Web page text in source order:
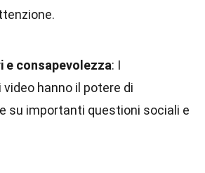
e consapevolezza: I
hanno il potere di
su importanti questioni sociali e